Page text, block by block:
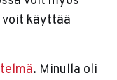
käyttää
. Minulla oli